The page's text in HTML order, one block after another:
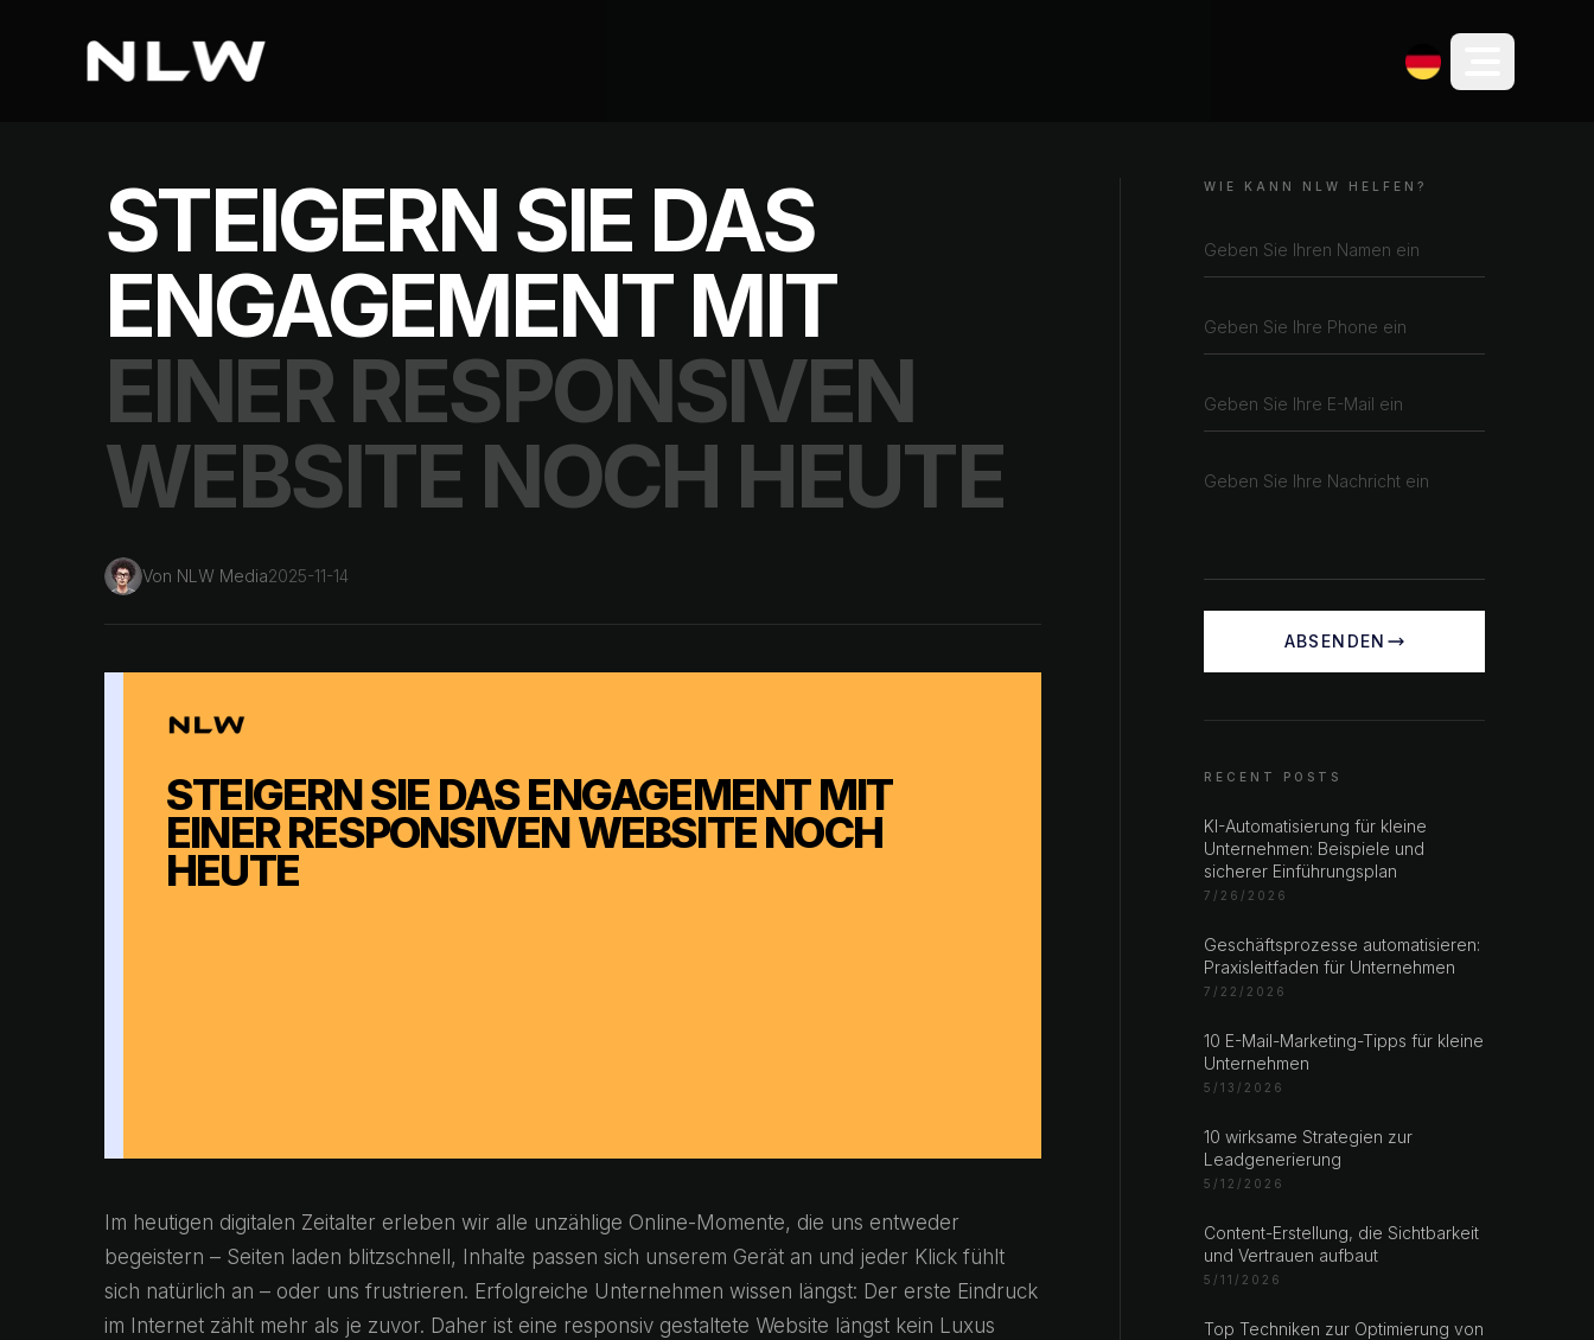
STEIGERN SIE DAS
ENGAGEMENT MIT
EINER RESPONSIVEN
WEBSITE NOCH HEUTE
Von NLW Media2025-11-14
STEIGERN SIE DAS ENGAGEMENT MIT
EINER RESPONSIVEN WEBSITE NOCH
HEUTE
Im heutigen digitalen Zeitalter erleben wir alle unzählige Online-Momente, die uns entweder
begeistern – Seiten laden blitzschnell, Inhalte passen sich unserem Gerät an und jeder Klick fühlt
sich natürlich an – oder uns frustrieren. Erfolgreiche Unternehmen wissen längst: Der erste Eindruck
im Internet zählt mehr als je zuvor. Daher ist eine responsiv gestaltete Website längst kein Luxus
WIE KANN NLW HELFEN?
ABSENDEN
RECENT POSTS
KI-Automatisierung für kleine
Unternehmen: Beispiele und
sicherer Einführungsplan
7/26/2026
Geschäftsprozesse automatisieren:
Praxisleitfaden für Unternehmen
7/22/2026
10 E-Mail-Marketing-Tipps für kleine
Unternehmen
5/13/2026
10 wirksame Strategien zur
Leadgenerierung
5/12/2026
Content-Erstellung, die Sichtbarkeit
und Vertrauen aufbaut
5/11/2026
Top Techniken zur Optimierung von